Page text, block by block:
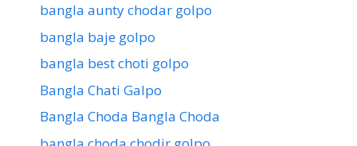
bangla aunty chodar golpo
bangla baje golpo
bangla best choti golpo
Bangla Chati Galpo
Bangla Choda Bangla Choda